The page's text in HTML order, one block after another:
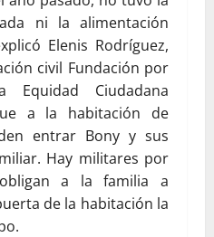
ni la alimentación
Elenis Rodríguez,
civil Fundación por
Ciudadana
a la habitación de
entrar Bony y sus
Hay militares por
a la familia a
de la habitación la